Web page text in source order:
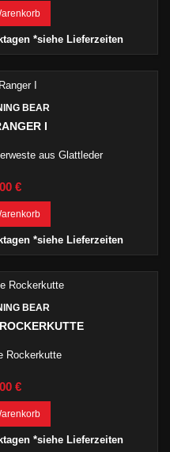
*siehe Lieferzeiten
BEAR
I
aus Glattleder
€
*siehe Lieferzeiten
BEAR
Rockerkutte
€
*siehe Lieferzeiten